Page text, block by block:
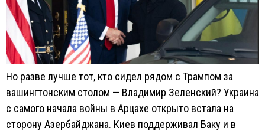
Но разве лучше тот, кто сидел рядом с Трампом за
вашингтонским столом — Владимир Зеленский? Украина
с самого начала войны в Арцахе открыто встала на
сторону Азербайджана. Киев поддерживал Баку и в